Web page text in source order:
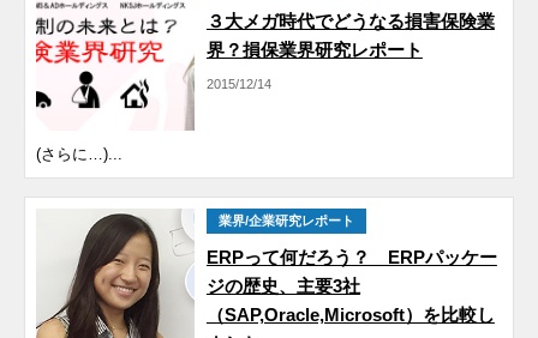
３大メガ時代でどうなる損害保険業
界？損保業界研究レポート
2015/12/14
(さらに…)...
業界/企業研究レポート
ERPって何だろう？ ERPパッケー
ジの歴史、主要3社
（SAP,Oracle,Microsoft）を比較し